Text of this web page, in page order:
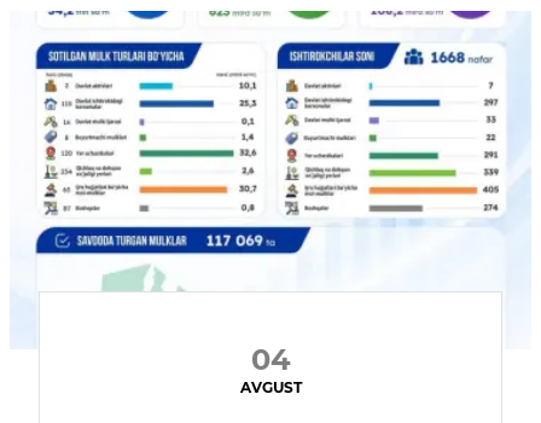
04
AVGUST